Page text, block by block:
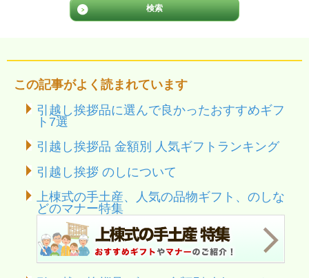
この記事がよく読まれています
引越し挨拶品に選んで良かったおすすめギフ
ト7選
引越し挨拶品 金額別 人気ギフトランキング
引越し挨拶 のしについて
上棟式の手土産、人気の品物ギフト、のしな
どのマナー特集